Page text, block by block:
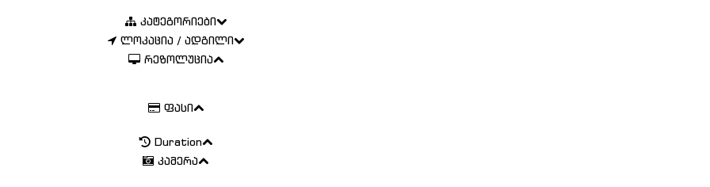
კატეგორიები
ლოკაცია / ადგილი
რეზოლუცია
ფასი
Duration
კამერა